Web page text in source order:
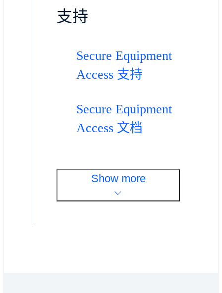
支持
Secure Equipment
Access 支持
Secure Equipment
Access 文档
Show more